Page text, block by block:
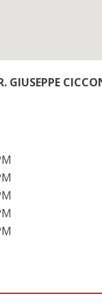
GIUSEPPE